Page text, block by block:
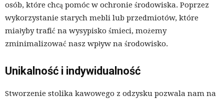
osób, które chcą pomóc w ochronie środowiska. Poprzez
wykorzystanie starych mebli lub przedmiotów, które
miałyby trafić na wysypisko śmieci, możemy
zminimalizować nasz wpływ na środowisko.
Unikalność i indywidualność
Stworzenie stolika kawowego z odzysku pozwala nam na